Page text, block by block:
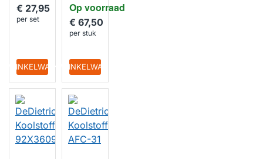
€ 27,95
per set
WINKELWAGEN
Op voorraad
AE1
(3st.)
€ 67,50
per stuk
IN WINKELWAGEN